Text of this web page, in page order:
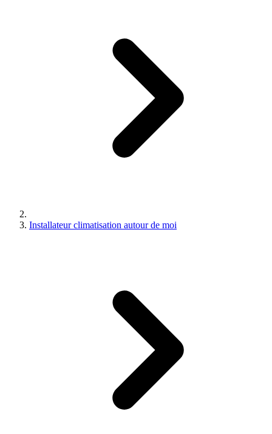
Installateur climatisation autour de moi